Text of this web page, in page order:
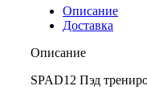
Описание
Доставка
Описание
SPAD12 Пэд